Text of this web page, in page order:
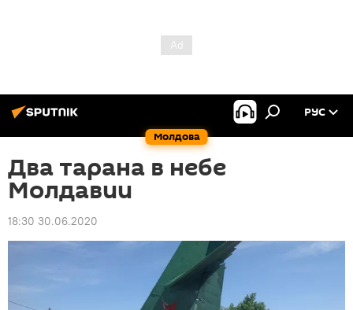
Молдова
РУС
Два тарана в небе
Молдавии
18:30 30.06.2020